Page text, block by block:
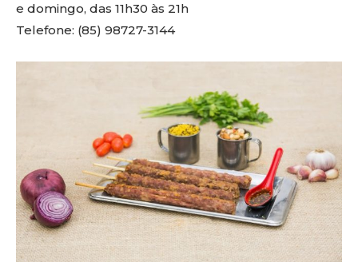
e domingo, das 11h30 às 21h
Telefone: (85) 98727-3144